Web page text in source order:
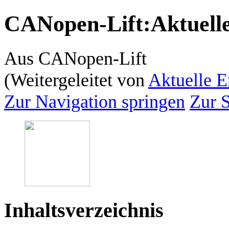
CANopen-Lift:
Aus CANopen-Lift
(Weitergeleitet von Aktuelle
Zur Navigation springen Zur
Inhaltsverzeichnis